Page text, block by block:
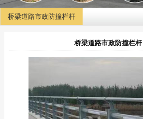
桥梁道路市政防撞栏杆
桥梁道路市政防撞栏杆